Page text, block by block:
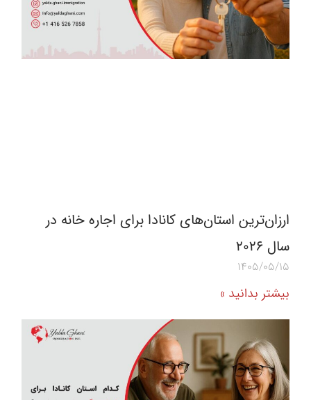
ارزان‌ترین استان‌های کانادا برای اجاره خانه در
سال 2026
1405/05/15
بیشتر بدانید »